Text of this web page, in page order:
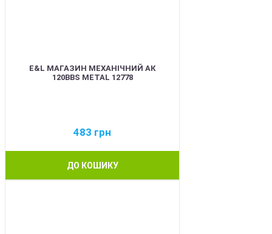
E&L МАГАЗИН МЕХАНІЧНИЙ АК
120BBS METAL 12778
483 грн
ДО КОШИКУ